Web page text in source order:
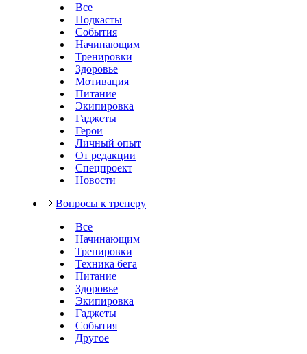
Все
Подкасты
События
Начинающим
Тренировки
Здоровье
Мотивация
Питание
Экипировка
Гаджеты
Герои
Личный опыт
От редакции
Спецпроект
Новости
Вопросы к тренеру
Все
Начинающим
Тренировки
Техника бега
Питание
Здоровье
Экипировка
Гаджеты
События
Другое